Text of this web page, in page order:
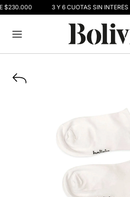
$230.000 3 Y 6 CUOTAS SIN INTERÉS